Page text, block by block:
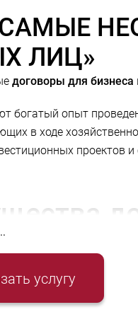
ЛИЦ»
договоры для бизнеса
опыт
в ходе
проектов
бизнес-интересы
рисков
услугу